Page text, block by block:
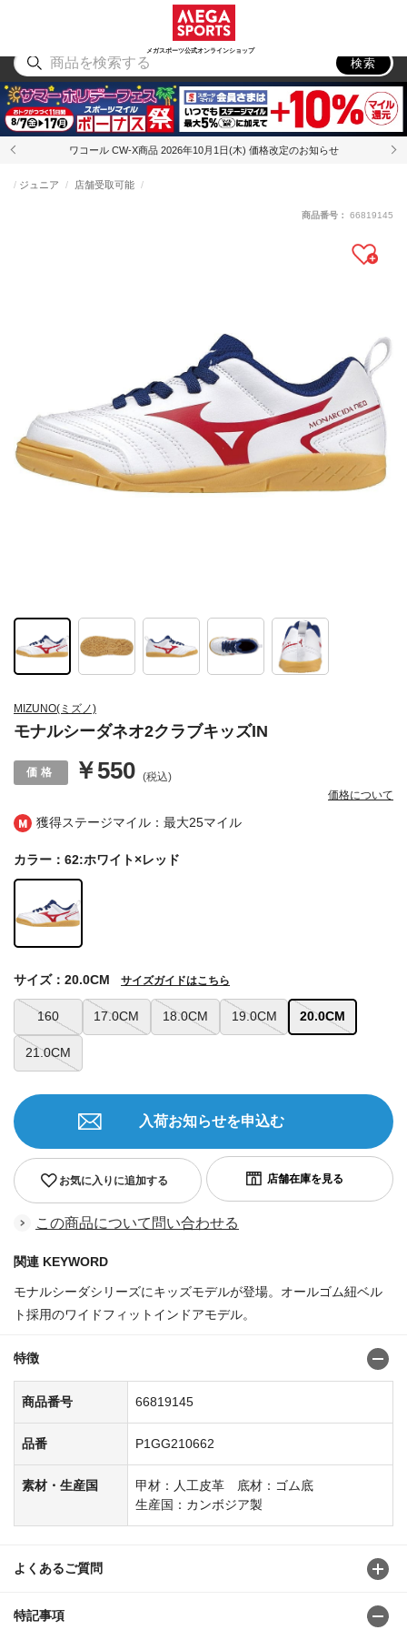
メガスポーツ公式オンラインショップ
アウトドア
検索
ワコール CW-X商品 2026年10月1日(木) 価格改定のお知らせ
獲得ステージマイル：最大25マイル
MIZUNO(ミズノ)
モナルシーダネオ2クラブキッズIN
ジュニア 店舗受取可能
￥550 (税込)
価格について
商品番号： 66819145
カラー：62:ホワイト×レッド
160 17.0CM 18.0CM 19.0CM 20.0CM
21.0CM
サイズ：20.0CM サイズガイドはこちら
お気に入りに追加する
入荷お知らせを申込む
この商品について問い合わせる
関連 KEYWORD
モナルシーダシリーズにキッズモデルが登場。オールゴム紐ベル
ト採用のワイドフィットインドアモデル。
特徴
商品番号 66819145
品番 P1GG210662
素材・生産国
甲材：人工皮革 底材：ゴム底
生産国：カンボジア製
よくあるご質問
特記事項